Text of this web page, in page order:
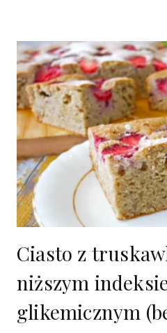
Ciasto z
niższym
glikemicznym